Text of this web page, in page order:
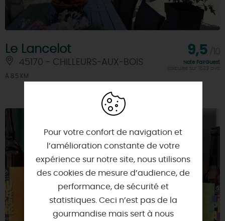
Le Lancelot
45170 - CHILLEURS-AUX-BOIS
À 8.5 KM
9,5
Note FairGuest
calculée sur 1539 avis
Pour votre confort de navigation et
l’amélioration constante de votre
expérience sur notre site, nous utilisons
des cookies de mesure d’audience, de
performance, de sécurité et
statistiques. Ceci n’est pas de la
gourmandise mais sert à nous